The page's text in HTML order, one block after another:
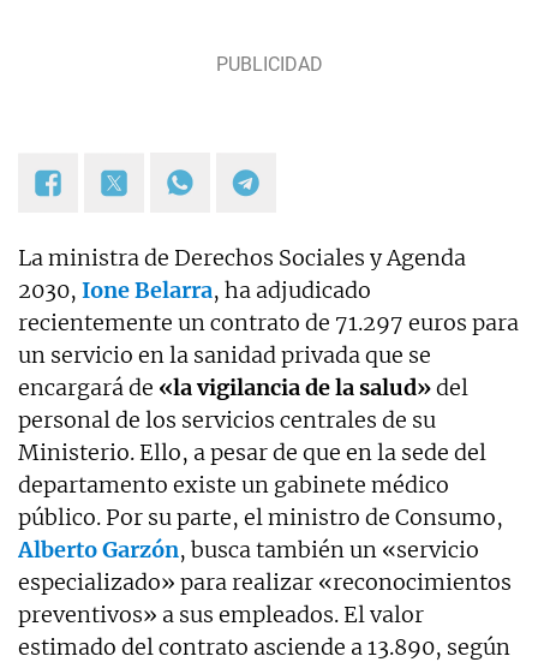
La ministra de Derechos Sociales y Agenda
2030, Ione Belarra, ha adjudicado
recientemente un contrato de 71.297 euros para
un servicio en la sanidad privada que se
encargará de «la vigilancia de la salud»del
personal de los servicios centrales de su
Ministerio. Ello, a pesar de que en la sede del
departamento existe un gabinete médico
público. Por su parte, el ministro de Consumo,
Alberto Garzón, busca también un «servicio
especializado» para realizar «reconocimientos
preventivos» a sus empleados. El valor
estimado del contrato asciende a13.890, según